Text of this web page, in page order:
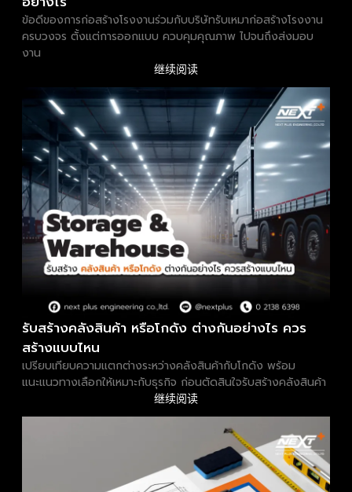
ข้อดีของการก่อสร้างโรงงานร่วมกับบริษัทรับเหมาก่อสร้างโรงงาน
ครบวงจร ตั้งแต่การออกแบบ ควบคุมคุณภาพ ไปจนถึงส่งมอบ
งาน
继续阅读
รับสร้างคลังสินค้า หรือโกดัง ต่างกันอย่างไร ควร
สร้างแบบไหน
เปรียบเทียบความแตกต่างระหว่างคลังสินค้ากับโกดัง พร้อม
แนะแนวทางเลือกให้เหมาะกับธุรกิจ ก่อนตัดสินใจรับสร้างคลังสินค้า
继续阅读